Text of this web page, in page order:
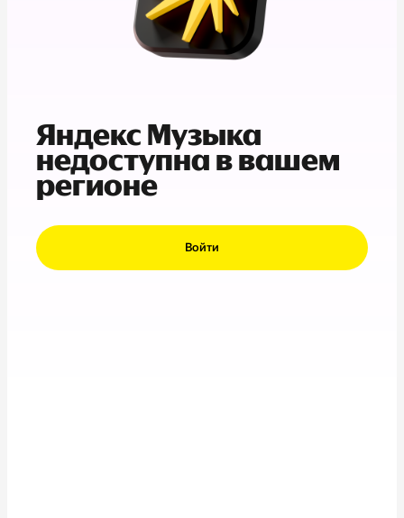
Яндекс Музыка
недоступна в вашем
регионе
Войти